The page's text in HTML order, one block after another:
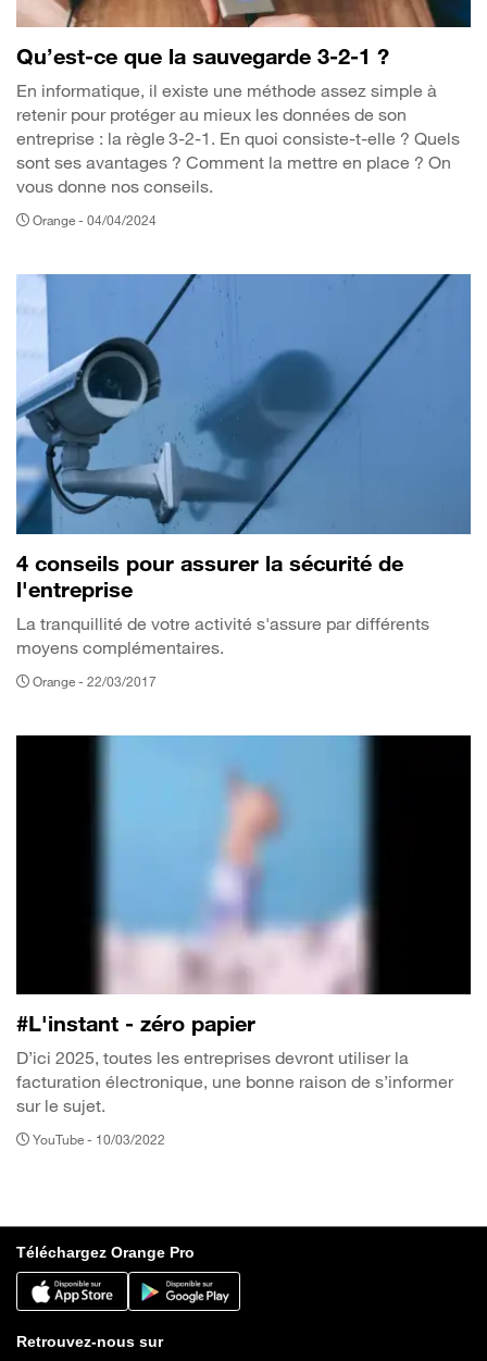
Qu’est-ce que la sauvegarde 3-2-1 ?
En informatique, il existe une méthode assez simple à
retenir pour protéger au mieux les données de son
entreprise : la règle 3-2-1. En quoi consiste-t-elle ? Quels
sont ses avantages ? Comment la mettre en place ? On
vous donne nos conseils.
Orange - 04/04/2024
4 conseils pour assurer la sécurité de
l'entreprise
La tranquillité de votre activité s'assure par différents
moyens complémentaires.
Orange - 22/03/2017
#L'instant - zéro papier
D’ici 2025, toutes les entreprises devront utiliser la
facturation électronique, une bonne raison de s’informer
sur le sujet.
YouTube - 10/03/2022
Téléchargez Orange Pro
Retrouvez-nous sur